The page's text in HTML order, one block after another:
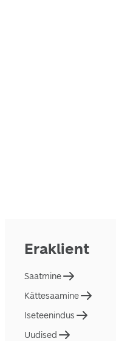
Eraklient
Saatmine
Kättesaamine
Iseteenindus
Uudised